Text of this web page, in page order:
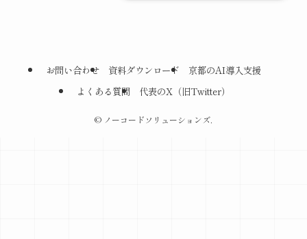
お問い合わせ 資料ダウンロード
京都のAI導入支援
よくある質問
代表のX（旧Twitter）
© ノーコードソリューションズ.